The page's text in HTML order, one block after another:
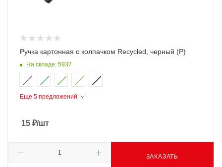
Ручка картонная с колпачком Recycled, черный (Р)
На складе: 5937
Еще 5 предложений
15 ₽/шт
ЗАКАЗАТЬ